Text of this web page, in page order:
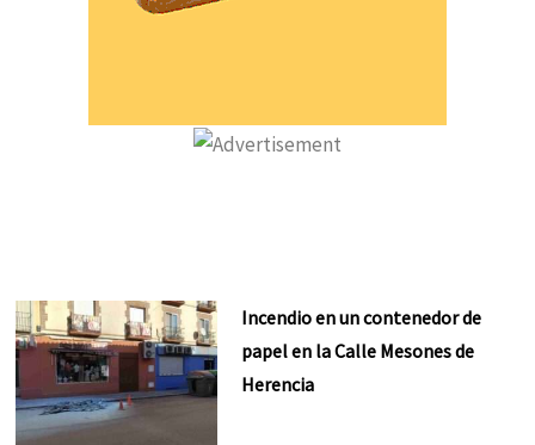
Incendio en un contenedor de
papel en la Calle Mesones de
Herencia